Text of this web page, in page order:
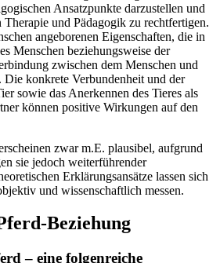
Theorien versuchen die Grundlagen
Tier-Beziehung aufzuzeigen, die
Ansatzpunkte darzustellen und
und Pädagogik zu rechtfertigen.
angeborenen Eigenschaften, die in
Menschen beziehungsweise der
zwischen dem Menschen und
Die konkrete Verbundenheit und der
sowie das Anerkennen des Tieres als
zwar m.E. plausibel, aufgrund
sie jedoch weiterführender
und wissenschaftlich messen.
Beziehung